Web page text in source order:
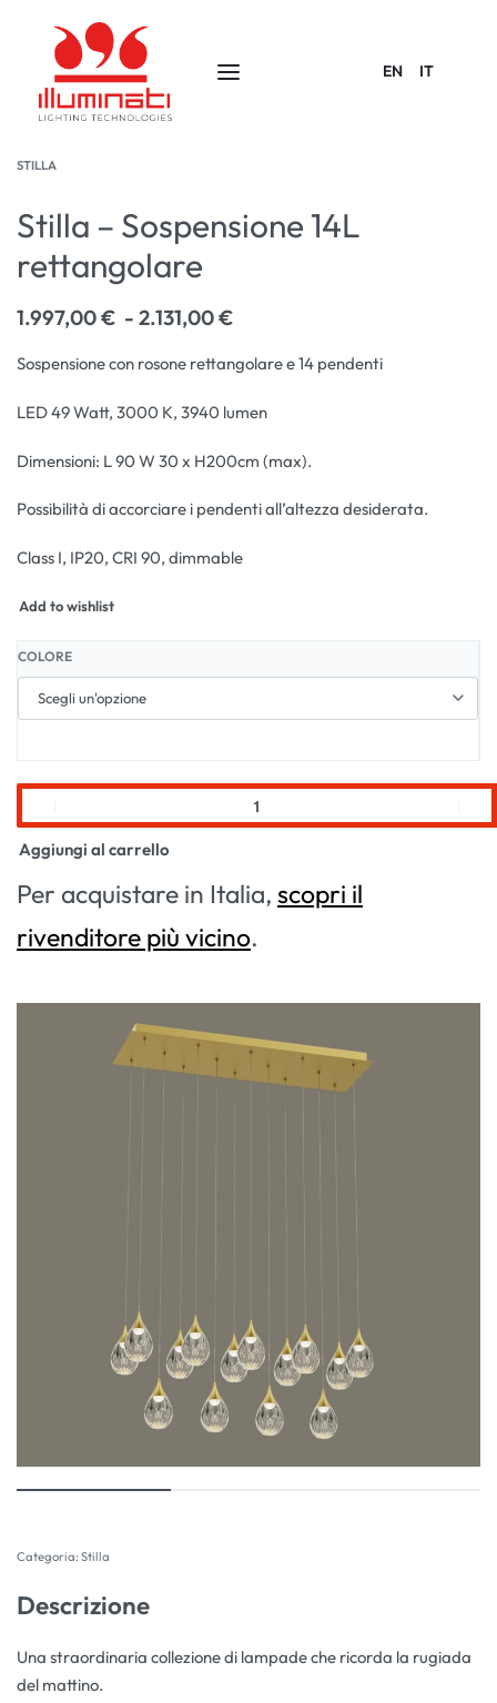
EN IT
STILLA
Stilla – Sospensione 14L
rettangolare
1.997,00€ 2.131,00€
Sospensione con rosone rettangolare e 14 pendenti
LED 49 Watt, 3000 K, 3940 lumen
Dimensioni: L 90 W 30 x H200cm (max).
Possibilità di accorciare i pendenti all’altezza desiderata.
Class I, IP20, CRI 90, dimmable
Add to wishlist
COLORE
Aggiungi al carrello
Per acquistare in Italia, scopri il
rivenditore più vicino.
Categoria: Stilla
Descrizione
Una straordinaria collezione di lampade che ricorda la rugiada
del mattino.